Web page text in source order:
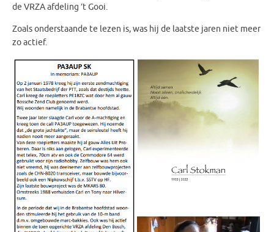
de VRZA afdeling ’t Gooi.
Zoals onderstaande te lezen is, was hij de laatste jaren niet meer
zo actief.